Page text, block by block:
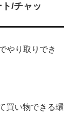
/チャッ
やり取りでき
買い物できる環